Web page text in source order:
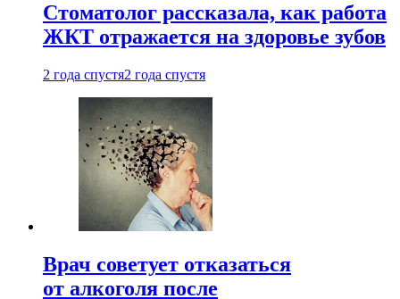
Стоматолог рассказала, как работа
ЖКТ отражается на здоровье зубов
2 года спустя2 года спустя
Врач советует отказаться
от алкоголя после